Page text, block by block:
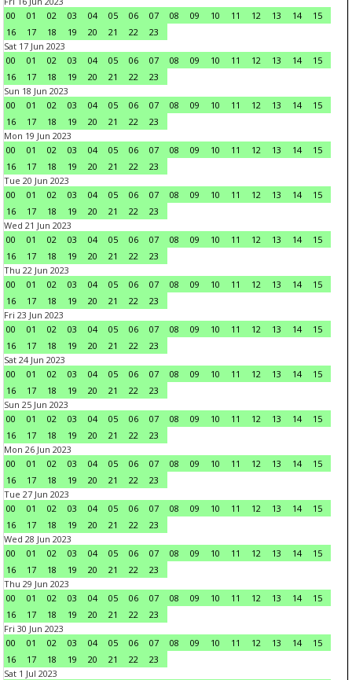
00
01 02 03 04 05 06 07 08 09 10 11 12 13 14
15
16
17 18 19 20 21 22
23
Sat 17 Jun 2023
00
01 02 03 04 05 06 07 08 09 10 11 12 13 14
15
16
17 18 19 20 21 22
23
Sun 18 Jun 2023
00
01 02 03 04 05 06 07 08 09 10 11 12 13 14
15
16
17 18 19 20 21 22
23
Mon 19 Jun 2023
00
01 02 03 04 05 06 07 08 09 10 11 12 13 14
15
16
17 18 19 20 21 22
23
Tue 20 Jun 2023
00
01 02 03 04 05 06 07 08 09 10 11 12 13 14
15
16
17 18 19 20 21 22
23
Wed 21 Jun 2023
00
01 02 03 04 05 06 07 08 09 10 11 12 13 14
15
16
17 18 19 20 21 22
23
Thu 22 Jun 2023
00
01 02 03 04 05 06 07 08 09 10 11 12 13 14
15
16
17 18 19 20 21 22
23
Fri 23 Jun 2023
00
01 02 03 04 05 06 07 08 09 10 11 12 13 14
15
16
17 18 19 20 21 22
23
Sat 24 Jun 2023
00
01 02 03 04 05 06 07 08 09 10 11 12 13 14
15
16
17 18 19 20 21 22
23
Sun 25 Jun 2023
00
01 02 03 04 05 06 07 08 09 10 11 12 13 14
15
16
17 18 19 20 21 22
23
Mon 26 Jun 2023
00
01 02 03 04 05 06 07 08 09 10 11 12 13 14
15
16
17 18 19 20 21 22
23
Tue 27 Jun 2023
00
01 02 03 04 05 06 07 08 09 10 11 12 13 14
15
16
17 18 19 20 21 22
23
Wed 28 Jun 2023
00
01 02 03 04 05 06 07 08 09 10 11 12 13 14
15
16
17 18 19 20 21 22
23
Thu 29 Jun 2023
00
01 02 03 04 05 06 07 08 09 10 11 12 13 14
15
16
17 18 19 20 21 22
23
Fri 30 Jun 2023
00
01 02 03 04 05 06 07 08 09 10 11 12 13 14
15
16
17 18 19 20 21 22
23
Sat 1 Jul 2023